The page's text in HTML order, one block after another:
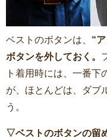
ベストのボタンは、 “
ボタンを外しておく。
ト着用時には、一番下
が、ほとんどは、ダブ
う。
▽ベストのボタンの留